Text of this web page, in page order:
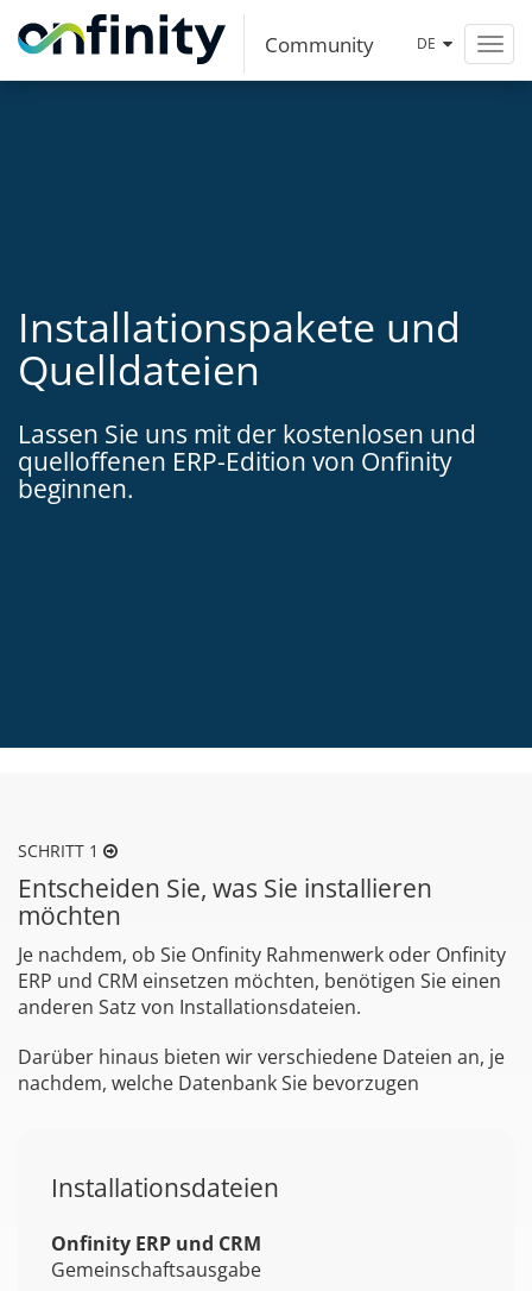
DE
Community
Installationspakete und
Quelldateien
Lassen Sie uns mit der kostenlosen und
quelloffenen ERP-Edition von Onfinity
beginnen.
SCHRITT 1
Entscheiden Sie, was Sie installieren
möchten
Je nachdem, ob Sie Onfinity Rahmenwerk oder Onfinity
ERP und CRM einsetzen möchten, benötigen Sie einen
anderen Satz von Installationsdateien.
Darüber hinaus bieten wir verschiedene Dateien an, je
nachdem, welche Datenbank Sie bevorzugen
Installationsdateien
Onfinity ERP und CRM
Gemeinschaftsausgabe